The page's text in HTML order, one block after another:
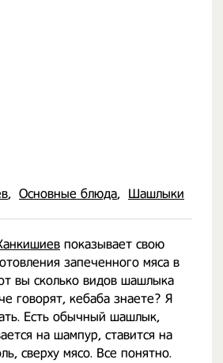
Основные блюда Шашлыки
показывает свою
запеченного мяса в
вы сколько видов шашлыка
говорят, кебаба знаете? Я
Есть обычный шашлык,
на шампур, ставится на
сверху мясо. Все понятно.